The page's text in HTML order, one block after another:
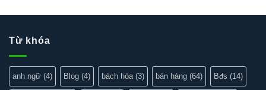
Từ khóa
anh ngữ (4) Blog (4) bách hóa(3) bán hàng (64) Bđs (14)